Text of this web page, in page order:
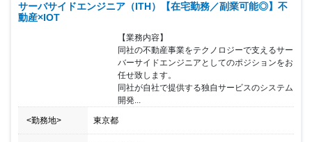
サーバサイドエンジニア（ITH）【在宅勤務／副業可能◎】不
動産×IOT
【業務内容】
同社の不動産事業をテクノロジーで支えるサー
バーサイドエンジニアとしてのポジションをお
任せ致します。
同社が自社で提供する独自サービスのシステム
開発...
<勤務地> 東京都